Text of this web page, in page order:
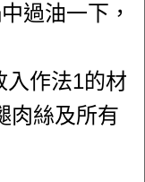
過油一下，
入作法1的材
肉絲及所有